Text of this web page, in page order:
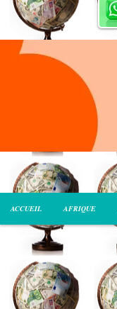
ACCUEIL AFRIQUE